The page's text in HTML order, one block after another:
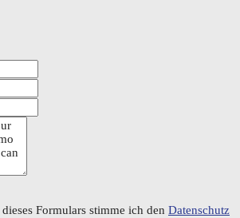
Formulars stimme ich den Datenschutz